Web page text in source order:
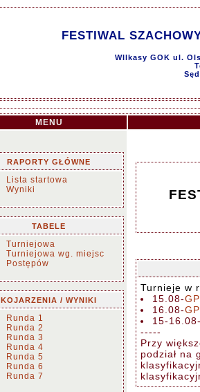
FESTIWAL
WIlkasy GOK ul.
MENU
RAPORTY GŁÓWNE
Lista startowa
Wyniki
TABELE
Turniejowa
Turniejowa wg. miejsc
Postępów
KOJARZENIA / WYNIKI
Runda 1
Runda 2
Runda 3
Runda 4
Runda 5
Runda 6
Runda 7
Turnieje w
15.08-
16.08-
15-
-----
Przy
podział na